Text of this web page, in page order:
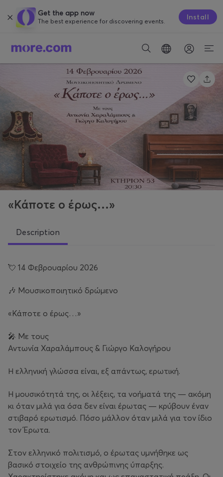
Get the app now
The best experience for discovering events. Install
«Κάποτε ο έρως…»
Description
💘 14 Φεβρουαρίου 2026
🎶 Μουσικοποιητικό δρώμενο
«Κάποτε ο έρως…»
🎤 Με τους
Αντωνία Χαραλάμπους & Γιώργο Καλογήρου
Η ελληνική γλώσσα είναι, εξ απάντως, ερωτική.
Η μουσικότητά της, οι λέξεις, τα νοήματά της — ακόμη
κι όταν μιλά για όσα δεν είναι έρωτας — κρύβουν έναν
στιβαρό ερωτισμό. Πόσο μάλλον όταν μιλά για τον ίδιο
τον Έρωτα.
Στον ελληνικό πολιτισμό, ο έρωτας υμνήθηκε ως
βασικό στοιχείο της ανθρώπινης ύπαρξης.